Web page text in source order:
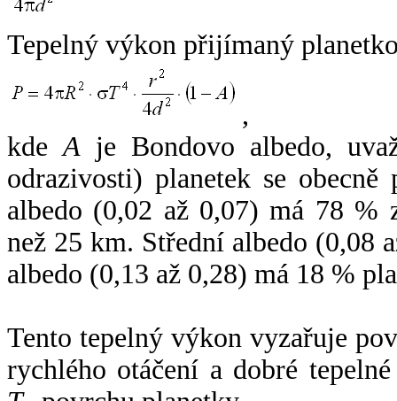
Tepelný výkon přijímaný
,
kdeA je Bondovo albedo,
odrazivosti) planetek se
albedo (0,02 až 0,07) má 78 %
než 25 km. Střední albedo (0,08
albedo (0,13 až 0,28) má 18 %
Tento tepelný výkon vyzařuje
rychlého otáčení a dobré